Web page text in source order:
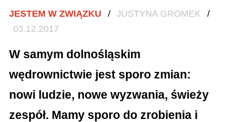
JESTEM W ZWIĄZKU / JUSTYNA GROMEK
/
03.12.2017
W samym dolnośląskim
wędrownictwie jest sporo zmian:
nowi ludzie, nowe wyzwania, świeży
zespół. Mamy sporo do zrobienia i